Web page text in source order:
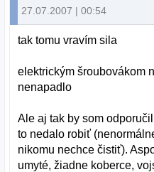
27.07.2007 | 00:54
tak tomu vravím sila
elektrickým šroubovákom
nenapadlo
Ale aj tak by som
to nedalo robiť
nikomu nechce čistiť).
umyté, žiadne koberce,